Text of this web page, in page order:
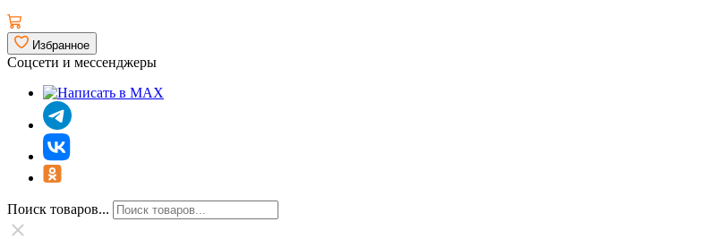
Избранное
Соцсети и мессенджеры
Поиск товаров...